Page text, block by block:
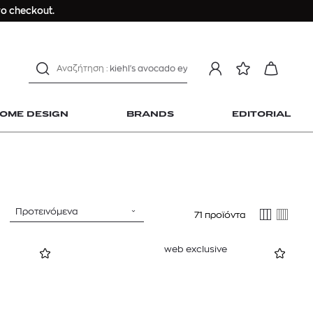
checkout.
DESIGN BRANDS EDITORIAL
kiehl's avocado eye
αντηλιακό προσώπου
estee lauder double wear
Design
Προτεινόμενα 71 προϊόντα
web exclusive